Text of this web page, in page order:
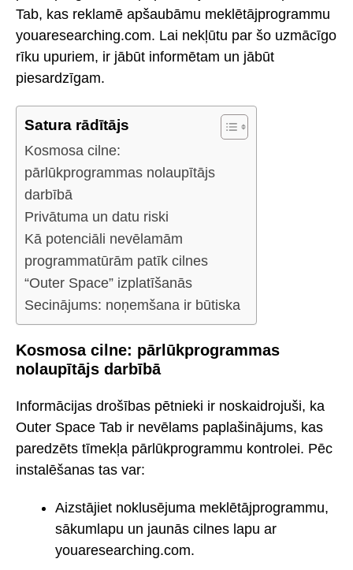
Tab, kas reklamē apšaubāmu meklētājprogrammu
youaresearching.com. Lai nekļūtu par šo uzmācīgo
rīku upuriem, ir jābūt informētam un jābūt
piesardzīgam.
Satura rādītājs
Kosmosa cilne:
pārlūkprogrammas nolaupītājs
darbībā
Privātuma un datu riski
Kā potenciāli nevēlamām
programmatūrām patīk cilnes
“Outer Space” izplatīšanās
Secinājums: noņemšana ir būtiska
Kosmosa cilne: pārlūkprogrammas
nolaupītājs darbībā
Informācijas drošības pētnieki ir noskaidrojuši, ka
Outer Space Tab ir nevēlams paplašinājums, kas
paredzēts tīmekļa pārlūkprogrammu kontrolei. Pēc
instalēšanas tas var:
Aizstājiet noklusējuma meklētājprogrammu,
sākumlapu un jaunās cilnes lapu ar
youaresearching.com.